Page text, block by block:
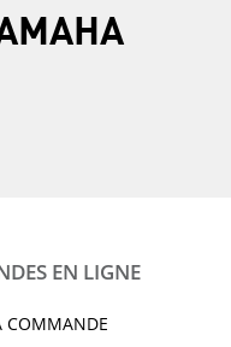
EN LIGNE
COMMANDE